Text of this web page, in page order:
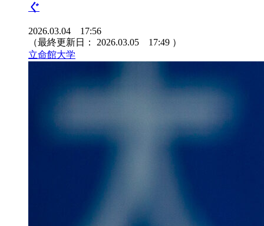
ぐ
2026.03.04 17:56
（最終更新日： 2026.03.05 17:49 ）
立命館大学